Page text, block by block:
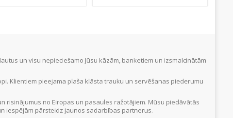
un visu nepieciešamo Jūsu kāzām, banketiem un izsmalcinātām
Klientiem pieejama plaša klāsta trauku un servēšanas piederumu
no Eiropas un pasaules ražotājiem. Mūsu piedāvātās
iespējām pārsteidz jaunos sadarbības partnerus.